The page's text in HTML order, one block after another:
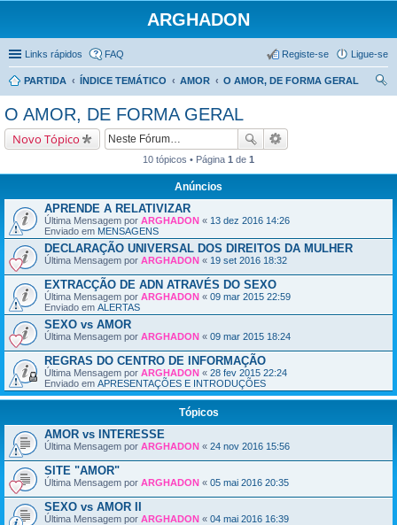
ARGHADON
Links rápidos FAQ Ligue-se
Registe-se
PARTIDA ÍNDICE TEMÁTICO AMOR
O AMOR, DE FORMA GERAL
O AMOR, DE FORMA GERAL
Novo Tópico
10 tópicos • Página 1 de 1
Anúncios
APRENDE A RELATIVIZAR
Última Mensagem por ARGHADON « 13 dez 2016 14:26
Enviado em MENSAGENS
DECLARAÇÃO UNIVERSAL DOS DIREITOS DA MULHER
Última Mensagem por ARGHADON « 19 set 2016 18:32
EXTRACÇÃO DE ADN ATRAVÉS DO SEXO
Última Mensagem por ARGHADON « 09 mar 2015 22:59
Enviado em ALERTAS
SEXO vs AMOR
Última Mensagem por ARGHADON « 09 mar 2015 18:24
REGRAS DO CENTRO DE INFORMAÇÃO
Última Mensagem por ARGHADON « 28 fev 2015 22:24
Enviado em APRESENTAÇÕES E INTRODUÇÕES
Tópicos
AMOR vs INTERESSE
Última Mensagem por ARGHADON « 24 nov 2016 15:56
SITE "AMOR"
Última Mensagem por ARGHADON « 05 mai 2016 20:35
SEXO vs AMOR II
Última Mensagem por ARGHADON « 04 mai 2016 16:39